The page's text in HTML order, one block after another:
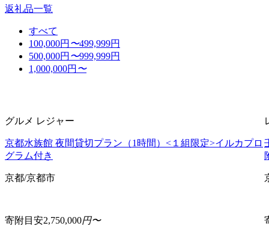
返礼品一覧
すべて
100,000円 〜499,999円
500,000円 〜999,999円
1,000,000円 〜
グルメ レジャー
京都水族館 夜間貸切プラン（1時間）<１組限定>イルカプロ
グラム付き
京都/京都市
寄附目安2,750,000円〜